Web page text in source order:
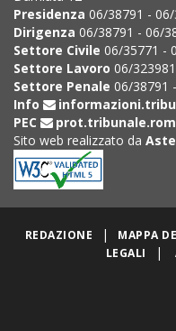
Presidenza 06/38791 -
Dirigenza 06/38791 - 06/
Settore Civile 06/35771 -
Settore Lavoro 06/323981
Settore Penale 06/38791
Info
PEC
Sito web realizzato da
REDAZIONE | MAPPA
LEGALI
|